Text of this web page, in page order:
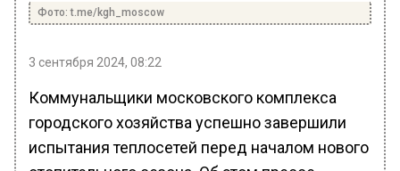
Фото: t.me/kgh_moscow
3 сентября 2024, 08:22
Коммунальщики московского комплекса
городского хозяйства успешно завершили
испытания теплосетей перед началом нового